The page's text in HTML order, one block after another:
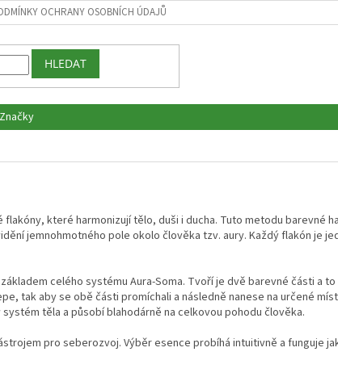
OCHRANY OSOBNÍCH ÚDAJŮ
HLEDAT
Značky
flakóny, které harmonizují tělo, duši i ducha. Tuto metodu barevné
jemnohmotného pole okolo člověka tzv. aury. Každý flakón je
celého systému Aura-Soma. Tvoří je dvě barevné části a
tak aby se obě části promíchali a následně nanese na určené
těla a působí blahodárně na celkovou pohodu člověka.
pro seberozvoj. Výběr esence probíhá intuitivně a funguje